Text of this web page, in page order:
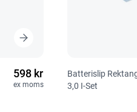
598 kr
ex moms
Batterislip
3,0 I-Set